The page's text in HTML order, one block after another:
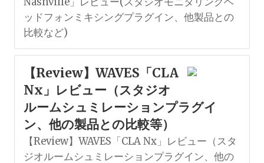
ッドフォンミキシングプラグイン、他製品との
比較など)
【Review】WAVES「CLA
Nx」レビュー（スタジオ
ルームシュミレーションプラグイ
ン、他の製品との比較等）
【Review】WAVES「CLA Nx」レビュー（スタ
ジオルームシュミレーションプラグイン、他の